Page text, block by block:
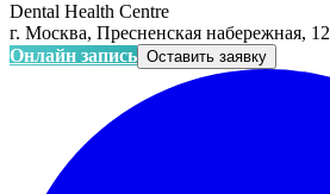
Dental Health Centre
г. Москва, Пресненская набережная, 12
Онлайн запись Оставить заявку